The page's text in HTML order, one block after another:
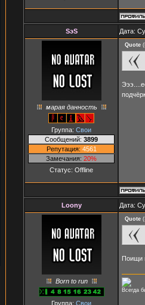
SэS Дата:
марая данность
Группа: Свои
Сообщений: 3899
Репутация: 4561
Замечания: 20%
Статус: Offline
Quote (
Loony Дата:
Born to run
Группа: Свои
Quote (
Поищи
Всегда